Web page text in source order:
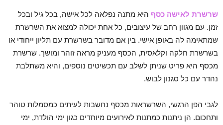
שרשרת לאישה כסף היא מתנה נפלאה לכל אישה, בכל גיל ובכל
זמן. עם מגוון רחב של עיצובים, כל אחת יכולה למצוא את השרשרת
שמתאימה לה באופן אישי. בין אם מדובר בשרשרת עם תליון ייחודי או
בשרשרת חלקה וקלאסית, הכסף מעניק מראה זוהר ומושך. שרשרת
מכסף היא פריט שניתן לשלב עם תכשיטים נוספים, והיא משתלבת
נהדר עם כל סגנון לבוש.
לגבי הפן הרגשי, השרשראות מכסף נחשבות לעיתים כמסמלות טוהר
ותחכום. הן ניתנות כמתנות לאירועים מיוחדים כגון ימי הולדת, ימי